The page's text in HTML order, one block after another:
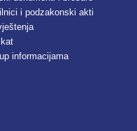
i podzakonski akti
informacijama